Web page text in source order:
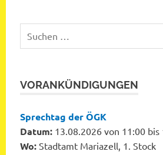
nach:
VORANKÜNDIGUNGEN
Sprechtag der ÖGK
Datum: 13.08.2026 von 11:00 bis
Wo: Stadtamt Mariazell, 1. Stock